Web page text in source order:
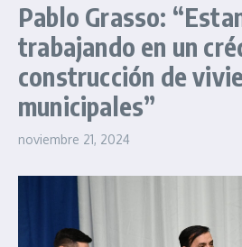
Pablo Grasso:
trabajando en un
construcción de
municipales”
noviembre 21, 2024